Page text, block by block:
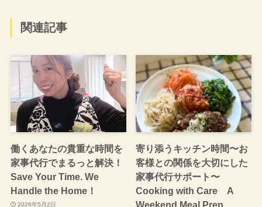
関連記事
働くあなたの貴重な時間を
家事代行でまるっと解決！
Save Your Time. We
Handle the Home！
2026年5月2日
寄り添うキッチン時間〜お
客様との関係を大切にした
家事代行サポート〜
Cooking with Care A
Weekend Meal Prep